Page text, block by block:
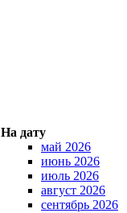
На дату
май 2026
июнь 2026
июль 2026
август 2026
сентябрь 2026